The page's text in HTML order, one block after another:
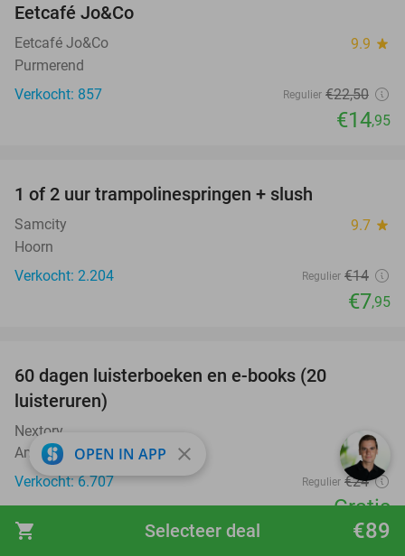
shopping_cart €89
Selecteer deal
Eetcafé Jo&Co
Eetcafé Jo&Co 9.9 star
Purmerend
Verkocht: 857
Regulier €22,50
€14,95
1 of 2 uur trampolinespringen + slush
Samcity 9.7 star
Hoorn
Verkocht: 2.204
Regulier €14
€7,95
60 dagen luisterboeken en e-books (20
luisteruren)
Nextory
Amsterdam
Verkocht: 6.707
Regulier €24
Gratis
favorite_border
OPEN IN APP close